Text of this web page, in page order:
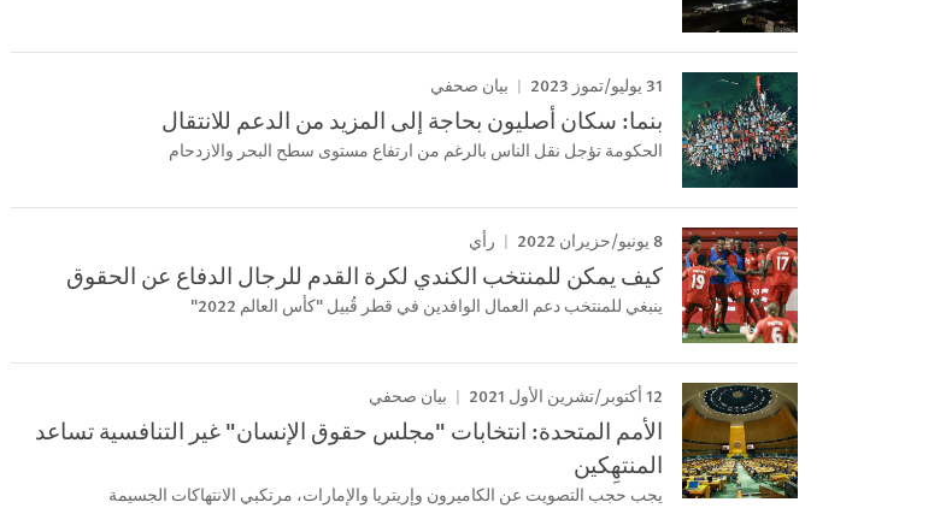
31 يوليو/تموز 2023 بيان صحفي
بنما: سكان أصليون بحاجة إلى المزيد من الدعم للانتقال
الحكومة تؤجل نقل الناس بالرغم من ارتفاع مستوى سطح البحر والازدحام
8 يونيو/حزيران 2022 رأي
كيف يمكن للمنتخب الكندي لكرة القدم للرجال الدفاع عن الحقوق
ينبغي للمنتخب دعم العمال الوافدين في قطر قُبيل "كأس العالم 2022"
12 أكتوبر/تشرين الأول 2021 بيان صحفي
الأمم المتحدة: انتخابات "مجلس حقوق الإنسان" غير التنافسية تساعد
المنتهِكين
يجب حجب التصويت عن الكاميرون وإريتريا والإمارات، مرتكبي الانتهاكات الجسيمة